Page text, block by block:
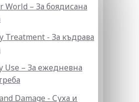
World – За боядисана
Treatment - За къдрава
Use – За ежедневна
Damage - Суха и